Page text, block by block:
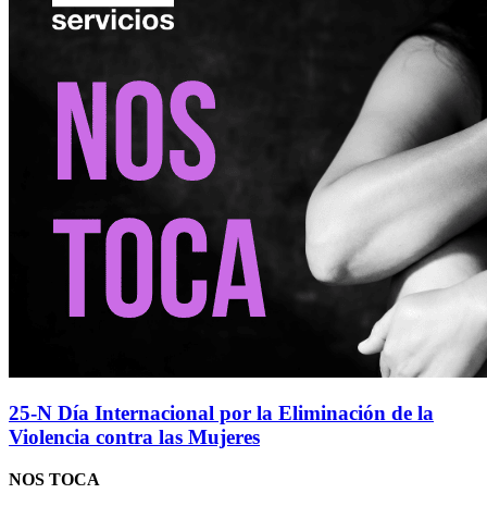
25-N Día Internacional por la Eliminación de la
Violencia contra las Mujeres
NOS TOCA